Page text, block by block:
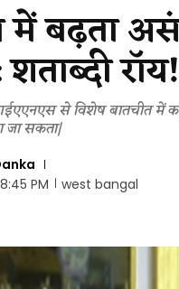
बढ़ता
रॉय!
से विशेष बातचीत में
जा सकता|
PM
west bangal